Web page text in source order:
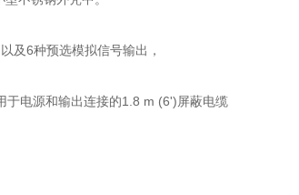
及6种预选模拟信号输出，
于电源和输出连接的1.8 m (6')屏蔽电缆